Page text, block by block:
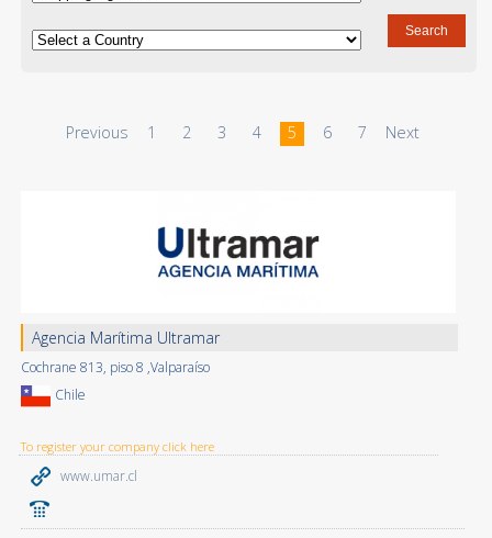
Previous 1 2 3 4 5 6 7 Next
Agencia Marítima Ultramar
Cochrane 813, piso 8 ,Valparaíso
Chile
To register your company click here
www.umar.cl